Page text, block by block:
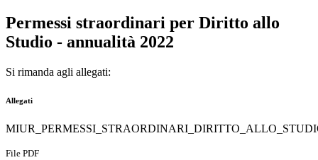
Permessi straordinari per Diritto allo
Studio - annualità 2022
Si rimanda agli allegati:
Allegati
File PDF